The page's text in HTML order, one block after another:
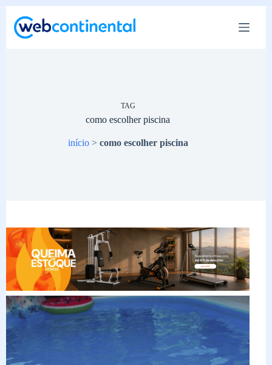
para
TAG
como escolher piscina
início> como escolher piscina